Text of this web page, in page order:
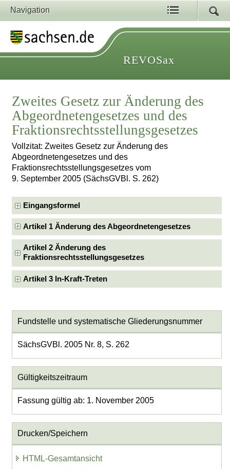
Navigation
REVOSax
Zweites Gesetz zur Änderung des
Abgeordnetengesetzes und des
Fraktionsrechtsstellungsgesetzes
Vollzitat: Zweites Gesetz zur Änderung des
Abgeordnetengesetzes und des
Fraktionsrechtsstellungsgesetzes vom
9. September 2005 (SächsGVBl. S. 262)
Eingangsformel
Artikel 1 Änderung des Abgeordnetengesetzes
Artikel 2 Änderung des
Fraktionsrechtsstellungsgesetzes
Artikel 3 In-Kraft-Treten
Fundstelle und systematische Gliederungsnummer
SächsGVBl. 2005 Nr. 8, S. 262
Gültigkeitszeitraum
Fassung gültig ab: 1. November 2005
Drucken/Speichern
HTML-Gesamtansicht